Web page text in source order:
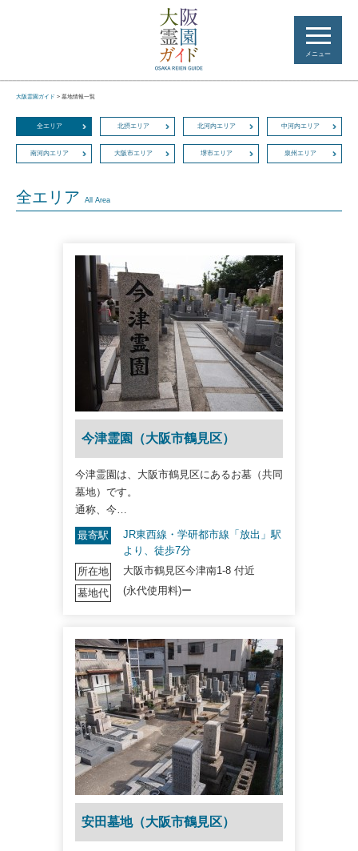
メニュー
大阪霊園ガイド > 墓地情報一覧
全エリア 北摂エリア 北河内エリア 中河内エリア
南河内エリア 大阪市エリア 堺市エリア 泉州エリア
全エリア All Area
今津霊園（大阪市鶴見区）
今津霊園は、大阪市鶴見区にあるお墓（共同
墓地）です。
通称、今…
最寄駅
JR東西線・学研都市線「放出」駅
より、徒歩7分
所在地
大阪市鶴見区今津南1-8 付近
墓地代
(永代使用料)ー
安田墓地（大阪市鶴見区）